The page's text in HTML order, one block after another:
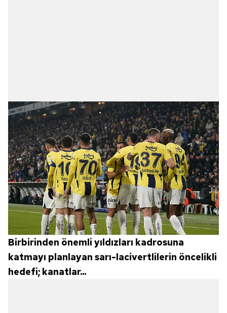
Birbirinden önemli yıldızları kadrosuna
katmayı planlayan sarı-lacivertlilerin öncelikli
hedefi; kanatlar...